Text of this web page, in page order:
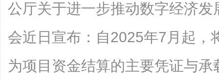
公厅关于进一步推动数字经济
会近日宣布：自2025年7月起，
为项目资金结算的主要凭证与